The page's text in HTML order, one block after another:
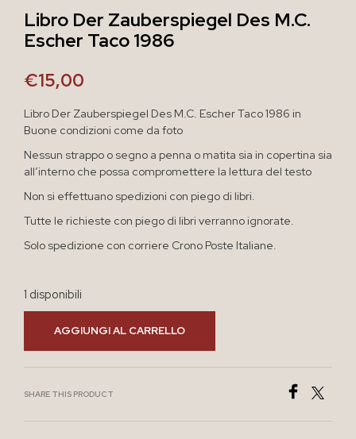
Libro Der Zauberspiegel Des M.C.
Escher Taco 1986
€15,00
Libro Der Zauberspiegel Des M.C. Escher Taco 1986 in
Buone condizioni come da foto
Nessun strappo o segno a penna o matita sia in copertina sia
all’interno che possa compromettere la lettura del testo
Non si effettuano spedizioni con piego di libri.
Tutte le richieste con piego di libri verranno ignorate.
Solo spedizione con corriere Crono Poste Italiane.
1 disponibili
AGGIUNGI AL CARRELLO
SHARE THIS PRODUCT